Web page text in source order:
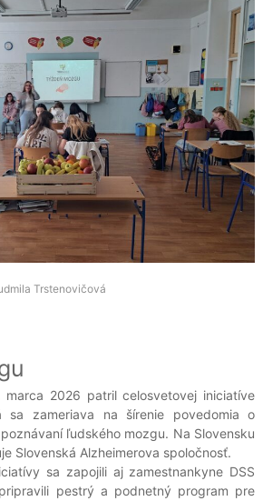
Trstenovičová
2026 patril celosvetovej iniciatíve
sa zameriava na šírenie povedomia o
ľudského mozgu. Na Slovensku
Slovenská Alzheimerova spoločnosť.
sa zapojili aj zamestnankyne DSS
pestrý a podnetný program pre